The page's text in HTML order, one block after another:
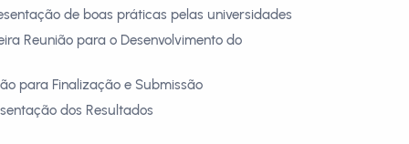
de boas práticas pelas universidades
Reunião para o Desenvolvimento do
para Finalização e Submissão
dos Resultados